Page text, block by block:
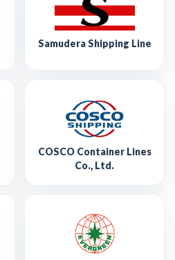
Samudera Shipping Line
COSCO Container Lines
Co., Ltd.